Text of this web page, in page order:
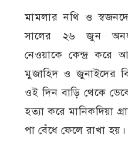
মামলার নথি ও
সালের ২৬ জুন
নেওয়াকে কেন্দ্র করে
মুজাহিদ ও জুনাইদের
ওই দিন বাড়ি থেকে
হত্যা করে মানিকদিয়া
পা বেঁধে ফেলে রাখা হয়।